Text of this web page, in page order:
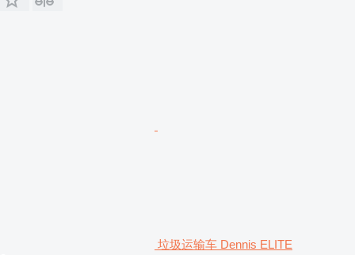
垃圾运输车 Dennis ELITE